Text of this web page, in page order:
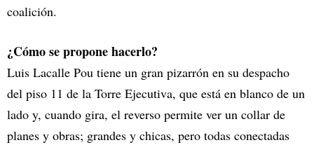
coalición.
¿Cómo se propone hacerlo?
Luis Lacalle Pou tiene un gran pizarrón en su despacho
del piso 11 de la Torre Ejecutiva, que está en blanco de un
lado y, cuando gira, el reverso permite ver un collar de
planes y obras; grandes y chicas, pero todas conectadas